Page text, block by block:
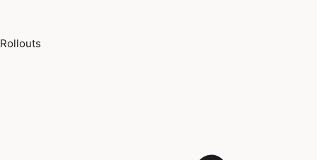
Rollouts